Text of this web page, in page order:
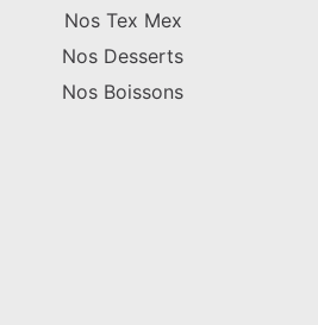
Nos Tex Mex
Nos Desserts
Nos Boissons